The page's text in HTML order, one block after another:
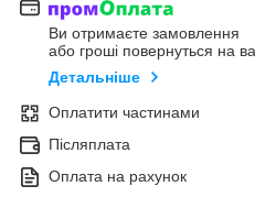
Ви отримаєте замовлення
або гроші повернуться на
Детальніше
Оплатити частинами
Післяплата
Оплата на рахунок